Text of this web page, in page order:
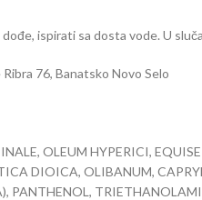
ispirati sa dosta vode. U
Ribra 76, Banatsko Novo Selo
OLEUM HYPERICI,
DIOICA, OLIBANUM,
PANTHENOL,